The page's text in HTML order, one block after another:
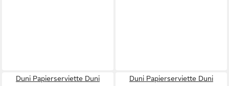
Duni Papierserviette Duni
Duni Papierserviette Duni